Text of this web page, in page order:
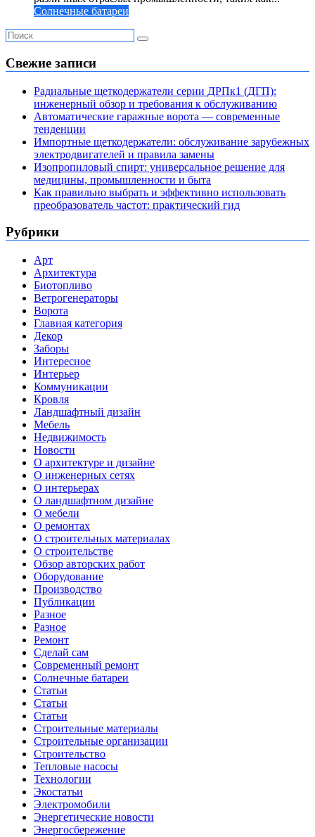
Солнечные батареи
Свежие записи
Радиальные щеткодержатели серии ДРПк1 (ДГП):
инженерный обзор и требования к обслуживанию
Автоматические гаражные ворота — современные
тенденции
Импортные щеткодержатели: обслуживание зарубежных
электродвигателей и правила замены
Изопропиловый спирт: универсальное решение для
медицины, промышленности и быта
Как правильно выбрать и эффективно использовать
преобразователь частот: практический гид
Рубрики
Арт
Архитектура
Биотопливо
Ветрогенераторы
Ворота
Главная категория
Декор
Заборы
Интересное
Интерьер
Коммуникации
Кровля
Ландшафтный дизайн
Мебель
Недвижимость
Новости
О архитектуре и дизайне
О инженерных сетях
О интерьерах
О ландшафтном дизайне
О мебели
О ремонтах
О строительных материалах
О строительстве
Обзор авторских работ
Оборудование
Производство
Публикации
Разное
Разное
Ремонт
Сделай сам
Современный ремонт
Солнечные батареи
Статьи
Статьи
Статьи
Строительные материалы
Строительные организации
Строительство
Тепловые насосы
Технологии
Экостатьи
Электромобили
Энергетические новости
Энергосбережение